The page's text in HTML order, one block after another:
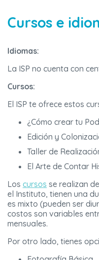
Cursos e
Idiomas:
La ISP no cuenta con
Cursos:
El ISP te ofrece estos
¿Cómo crear tu
Edición y
Taller de
El Arte de Contar
Los cursos se realizan
el Instituto, tienen una
es mixto (pueden ser
costos son variables
mensuales.
Por otro lado, tienes